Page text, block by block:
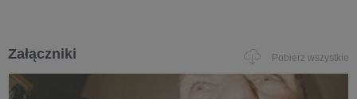
Załączniki Pobierz wszystkie